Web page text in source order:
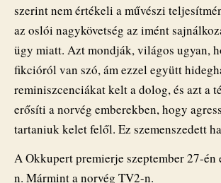
szerint nem értékeli a művészi
az oslói nagykövetség az imént
ügy miatt. Azt mondják, világos ugyan,
fikcióról van szó, ám ezzel együtt
reminiszcenciákat kelt a dolog, és azt a
erősíti a norvég emberekben, hogy
tartaniuk kelet felől. Ez szemenszedett
A Okkupert premierje szeptember 27-én
n. Mármint a norvég TV2-n.